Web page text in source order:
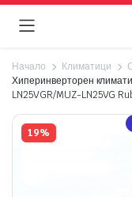
Начало Климатици
Хиперинверторен
LN25VGR/MUZ-LN25VG
19%